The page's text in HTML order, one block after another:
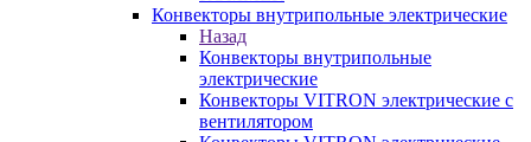
Конвекторы внутрипольные электрические
Назад
Конвекторы внутрипольные
электрические
Конвекторы VITRON электрические с
вентилятором